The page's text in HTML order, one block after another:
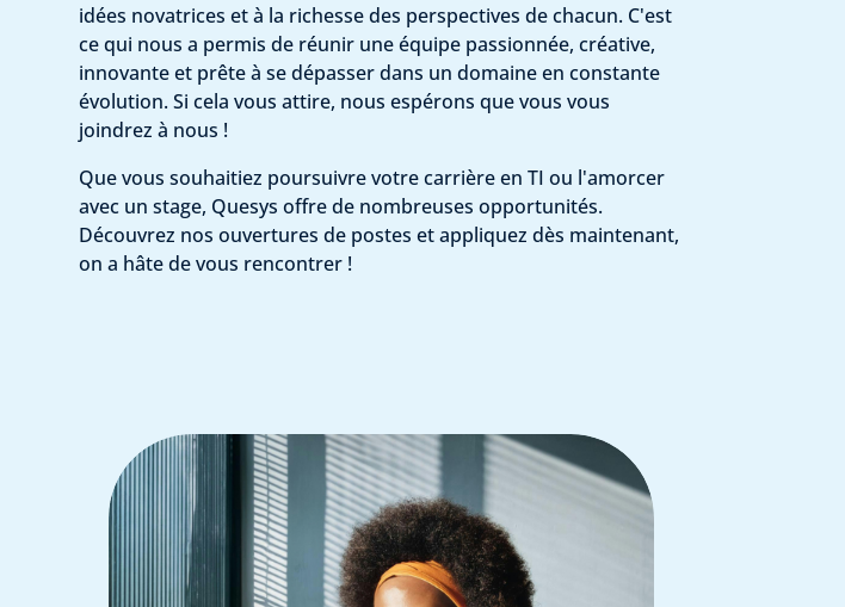
idées novatrices et à la richesse des perspectives de chacun. C'est
ce qui nous a permis de réunir une équipe passionnée, créative,
innovante et prête à se dépasser dans un domaine en constante
évolution. Si cela vous attire, nous espérons que vous vous
joindrez à nous !
Que vous souhaitiez poursuivre votre carrière en TI ou l'amorcer
avec un stage, Quesys offre de nombreuses opportunités.
Découvrez nos ouvertures de postes et appliquez dès maintenant,
on a hâte de vous rencontrer !